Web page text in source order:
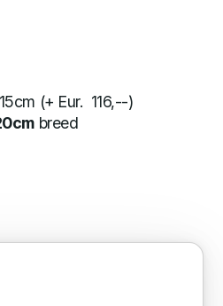
(+ Eur. 116,--)
breed